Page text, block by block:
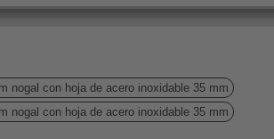
nogal con hoja de acero inoxidable 35 mm
nogal con hoja de acero inoxidable 35 mm